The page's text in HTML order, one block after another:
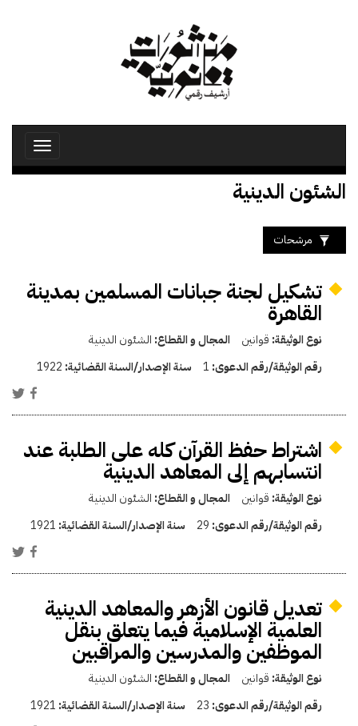
Toggle
الشئون الدينية
مرشحات
تشكيل لجنة جبانات المسلمين بمدينة
القاهرة
نوع الوثيقة: قوانين المجال و القطاع: الشئون الدينية
رقم الوثيقة/رقم الدعوى: 1 سنة الإصدار/السنة القضائية: 1922
اشتراط حفظ القرآن كله على الطلبة عند
انتسابهم إلى المعاهد الدينية
نوع الوثيقة: قوانين المجال و القطاع: الشئون الدينية
رقم الوثيقة/رقم الدعوى: 29 سنة الإصدار/السنة القضائية: 1921
تعديل قانون الأزهر والمعاهد الدينية
العلمية الإسلامية فيما يتعلق بنقل
الموظفين والمدرسين والمراقبين
نوع الوثيقة: قوانين المجال و القطاع: الشئون الدينية
رقم الوثيقة/رقم الدعوى: 23 سنة الإصدار/السنة القضائية: 1921